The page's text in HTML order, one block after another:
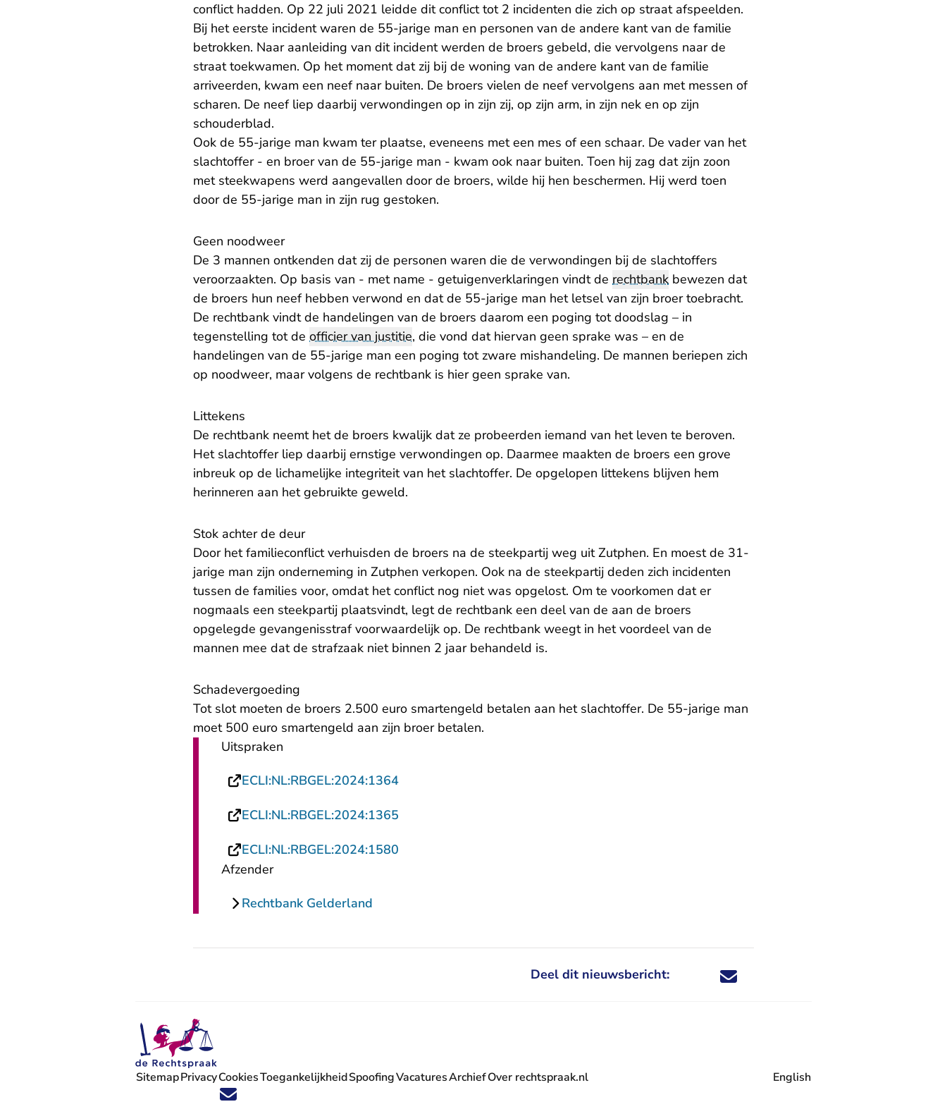
conflict hadden. Op 22 juli 2021 leidde dit conflict tot 2 incidenten die zich op straat afspeelden.
Bij het eerste incident waren de 55-jarige man en personen van de andere kant van de familie
betrokken. Naar aanleiding van dit incident werden de broers gebeld, die vervolgens naar de
straat toekwamen. Op het moment dat zij bij de woning van de andere kant van de familie
arriveerden, kwam een neef naar buiten. De broers vielen de neef vervolgens aan met messen of
scharen. De neef liep daarbij verwondingen op in zijn zij, op zijn arm, in zijn nek en op zijn
schouderblad.
Ook de 55-jarige man kwam ter plaatse, eveneens met een mes of een schaar. De vader van het
slachtoffer - en broer van de 55-jarige man - kwam ook naar buiten. Toen hij zag dat zijn zoon
met steekwapens werd aangevallen door de broers, wilde hij hen beschermen. Hij werd toen
door de 55-jarige man in zijn rug gestoken.
Geen noodweer
De 3 mannen ontkenden dat zij de personen waren die de verwondingen bij de slachtoffers
veroorzaakten. Op basis van - met name - getuigenverklaringen vindt de rechtbank bewezen dat
de broers hun neef hebben verwond en dat de 55-jarige man het letsel van zijn broer toebracht.
De rechtbank vindt de handelingen van de broers daarom een poging tot doodslag – in
tegenstelling tot de officier van justitie, die vond dat hiervan geen sprake was – en de
handelingen van de 55-jarige man een poging tot zware mishandeling. De mannen beriepen zich
op noodweer, maar volgens de rechtbank is hier geen sprake van.
Littekens
De rechtbank neemt het de broers kwalijk dat ze probeerden iemand van het leven te beroven.
Het slachtoffer liep daarbij ernstige verwondingen op. Daarmee maakten de broers een grove
inbreuk op de lichamelijke integriteit van het slachtoffer. De opgelopen littekens blijven hem
herinneren aan het gebruikte geweld.
Stok achter de deur
Door het familieconflict verhuisden de broers na de steekpartij weg uit Zutphen. En moest de 31-
jarige man zijn onderneming in Zutphen verkopen. Ook na de steekpartij deden zich incidenten
tussen de families voor, omdat het conflict nog niet was opgelost. Om te voorkomen dat er
nogmaals een steekpartij plaatsvindt, legt de rechtbank een deel van de aan de broers
opgelegde gevangenisstraf voorwaardelijk op. De rechtbank weegt in het voordeel van de
mannen mee dat de strafzaak niet binnen 2 jaar behandeld is.
Schadevergoeding
Tot slot moeten de broers 2.500 euro smartengeld betalen aan het slachtoffer. De 55-jarige man
moet 500 euro smartengeld aan zijn broer betalen.
Uitspraken
ECLI:NL:RBGEL:2024:1364- U verlaat Rechtspraak.nl
ECLI:NL:RBGEL:2024:1365
ECLI:NL:RBGEL:2024:1580
Afzender
Rechtbank Gelderland
Deel dit nieuwsbericht: Deel dit nieuwsbericht via X - U verlaat
Deel dit nieuwsbericht via Facebook - U
Deel dit nieuwsbericht via e-mail
Deel dit nieuwsbericht via LinkedIn - U
Volg ons op X (Twitter) - U verlaat Rechtspraak.nl
Volg ons op Facebook - U verlaat Rechtspraak.nl
Volg ons op Instagram - U verlaat Rechtspraak.nl
Volg ons op Youtube - U verlaat Rechtspraak.nl
Volg ons op LinkedIn - U verlaat Rechtspraak.nl
'Blijf op de hoogte' nieuwsbrief - U verlaat Rechtspraak.nl
SitemapPrivacyCookiesToegankelijkheidSpoofingVacatures
- U verlaat Rechtspraak.nl
ArchiefOver rechtspraak.nl English